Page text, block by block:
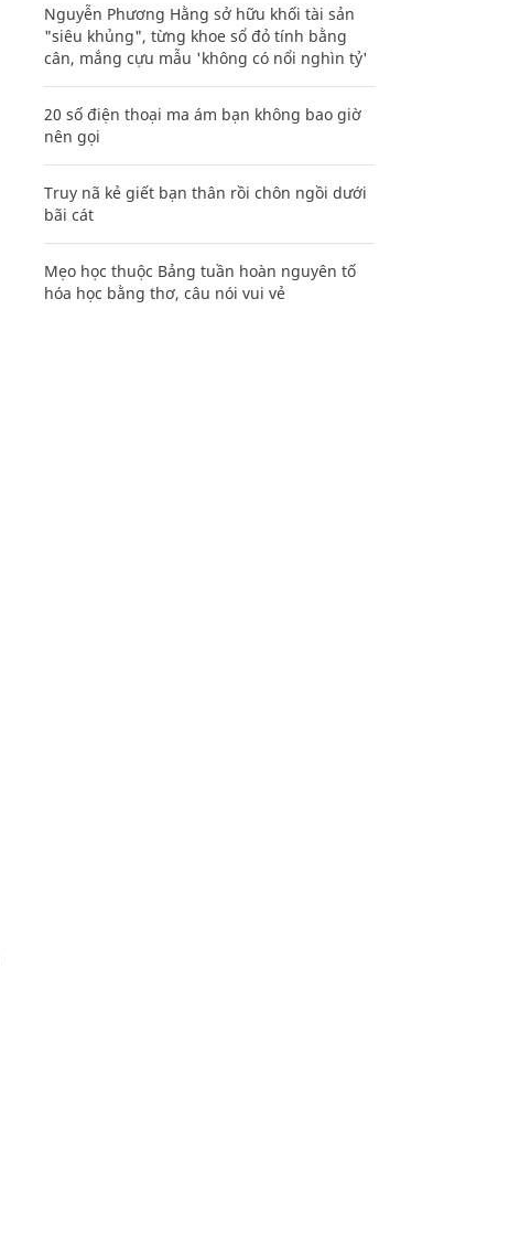
Nguyễn Phương Hằng sở hữu khối tài sản
"siêu khủng", từng khoe sổ đỏ tính bằng
cân, mắng cựu mẫu 'không có nổi nghìn tỷ'
20 số điện thoại ma ám bạn không bao giờ
nên gọi
Truy nã kẻ giết bạn thân rồi chôn ngồi dưới
bãi cát
Mẹo học thuộc Bảng tuần hoàn nguyên tố
hóa học bằng thơ, câu nói vui vẻ